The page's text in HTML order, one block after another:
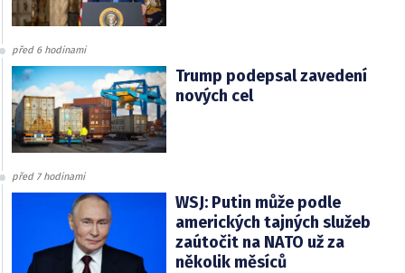
před 6 hodinami
Trump podepsal zavedení
nových cel
před 7 hodinami
WSJ: Putin může podle
amerických tajných služeb
zaútočit na NATO už za
několik měsíců